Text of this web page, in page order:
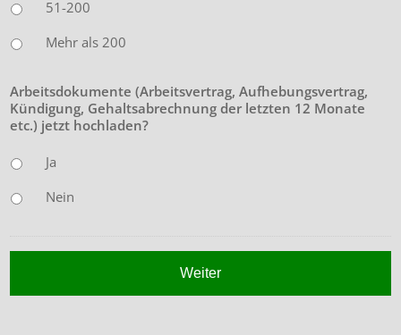
51-200
Mehr als 200
Arbeitsdokumente (Arbeitsvertrag, Aufhebungsvertrag,
Kündigung, Gehaltsabrechnung der letzten 12 Monate
etc.) jetzt hochladen?
Ja
Nein